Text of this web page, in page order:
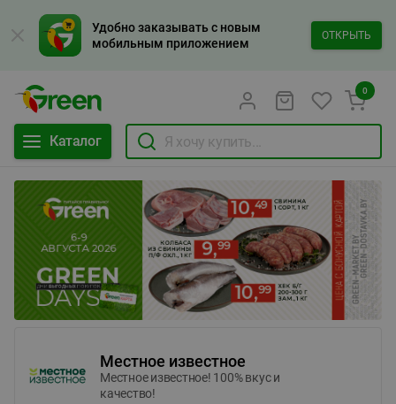
Удобно заказывать с новым
мобильным приложением
ОТКРЫТЬ
Каталог
0
Местное известное
Местное известное! 100% вкус и
качество!